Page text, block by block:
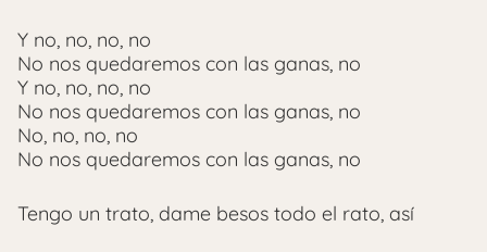
Y no, no, no, no
No nos quedaremos con las ganas, no
Y no, no, no, no
No nos quedaremos con las ganas, no
No, no, no, no
No nos quedaremos con las ganas, no
Tengo un trato, dame besos todo el rato, así